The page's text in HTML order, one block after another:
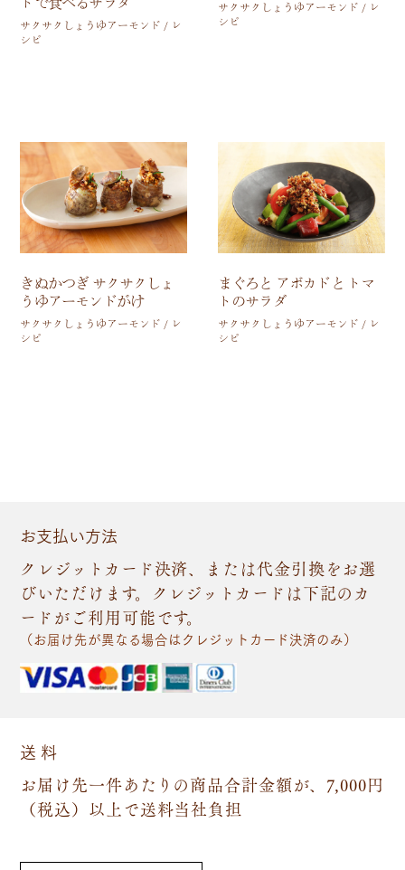
サクサクしょうゆアーモンド / レ
シピ
サクサクしょうゆアーモンド / レ
シピ
きぬかつぎ サクサクしょ
うゆアーモンドがけ
サクサクしょうゆアーモンド / レ
シピ
まぐろと アボカドと トマ
トのサラダ
サクサクしょうゆアーモンド / レ
シピ
お支払い方法
クレジットカード決済、または代金引換をお選
びいただけます。クレジットカードは下記のカ
ードがご利用可能です。
（お届け先が異なる場合はクレジットカード決済のみ）
送 料
お届け先一件あたりの商品合計金額が、7,000円
（税込）以上で送料当社負担